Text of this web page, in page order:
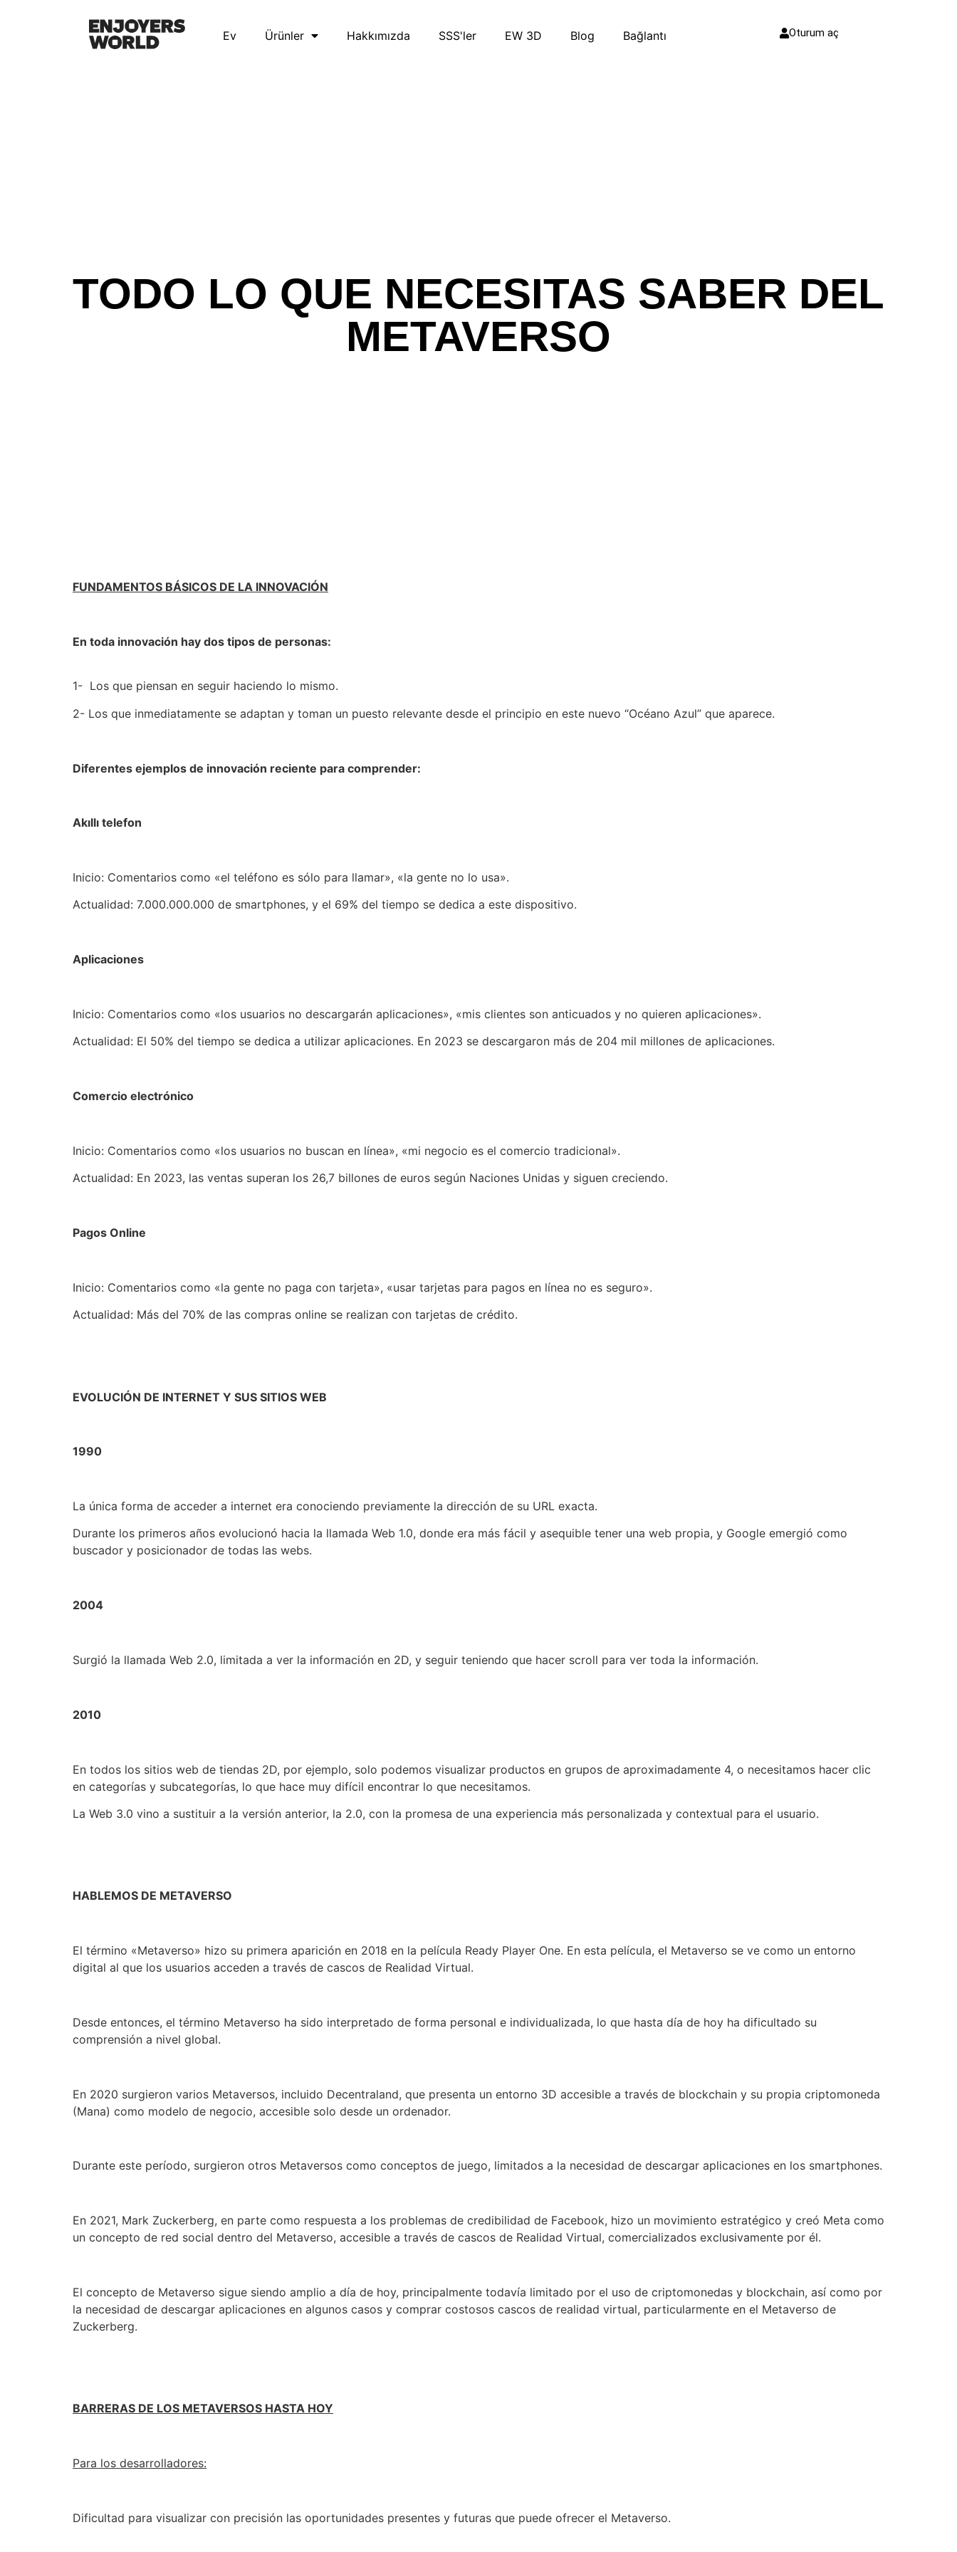
Ev Ürünler Hakkımızda SSS'ler EW 3D Blog Bağlantı Oturum aç
TODO LO QUE NECESITAS SABER DEL
METAVERSO
FUNDAMENTOS BÁSICOS DE LA INNOVACIÓN
En toda innovación hay dos tipos de personas:
1- Los que piensan en seguir haciendo lo mismo.
2- Los que inmediatamente se adaptan y toman un puesto relevante desde el principio en este nuevo “Océano Azul” que aparece.
Diferentes ejemplos de innovación reciente para comprender:
Akıllı telefon
Inicio: Comentarios como «el teléfono es sólo para llamar», «la gente no lo usa».
Actualidad: 7.000.000.000 de smartphones, y el 69% del tiempo se dedica a este dispositivo.
Aplicaciones
Inicio: Comentarios como «los usuarios no descargarán aplicaciones», «mis clientes son anticuados y no quieren aplicaciones».
Actualidad: El 50% del tiempo se dedica a utilizar aplicaciones. En 2023 se descargaron más de 204 mil millones de aplicaciones.
Comercio electrónico
Inicio: Comentarios como «los usuarios no buscan en línea», «mi negocio es el comercio tradicional».
Actualidad: En 2023, las ventas superan los 26,7 billones de euros según Naciones Unidas y siguen creciendo.
Pagos Online
Inicio: Comentarios como «la gente no paga con tarjeta», «usar tarjetas para pagos en línea no es seguro».
Actualidad: Más del 70% de las compras online se realizan con tarjetas de crédito.
EVOLUCIÓN DE INTERNET Y SUS SITIOS WEB
1990
La única forma de acceder a internet era conociendo previamente la dirección de su URL exacta.
Durante los primeros años evolucionó hacia la llamada Web 1.0, donde era más fácil y asequible tener una web propia, y Google emergió como
buscador y posicionador de todas las webs.
2004
Surgió la llamada Web 2.0, limitada a ver la información en 2D, y seguir teniendo que hacer scroll para ver toda la información.
2010
En todos los sitios web de tiendas 2D, por ejemplo, solo podemos visualizar productos en grupos de aproximadamente 4, o necesitamos hacer clic
en categorías y subcategorías, lo que hace muy difícil encontrar lo que necesitamos.
La Web 3.0 vino a sustituir a la versión anterior, la 2.0, con la promesa de una experiencia más personalizada y contextual para el usuario.
HABLEMOS DE METAVERSO
El término «Metaverso» hizo su primera aparición en 2018 en la película Ready Player One. En esta película, el Metaverso se ve como un entorno
digital al que los usuarios acceden a través de cascos de Realidad Virtual.
Desde entonces, el término Metaverso ha sido interpretado de forma personal e individualizada, lo que hasta día de hoy ha dificultado su
comprensión a nivel global.
En 2020 surgieron varios Metaversos, incluido Decentraland, que presenta un entorno 3D accesible a través de blockchain y su propia criptomoneda
(Mana) como modelo de negocio, accesible solo desde un ordenador.
Durante este período, surgieron otros Metaversos como conceptos de juego, limitados a la necesidad de descargar aplicaciones en los smartphones.
En 2021, Mark Zuckerberg, en parte como respuesta a los problemas de credibilidad de Facebook, hizo un movimiento estratégico y creó Meta como
un concepto de red social dentro del Metaverso, accesible a través de cascos de Realidad Virtual, comercializados exclusivamente por él.
El concepto de Metaverso sigue siendo amplio a día de hoy, principalmente todavía limitado por el uso de criptomonedas y blockchain, así como por
la necesidad de descargar aplicaciones en algunos casos y comprar costosos cascos de realidad virtual, particularmente en el Metaverso de
Zuckerberg.
BARRERAS DE LOS METAVERSOS HASTA HOY
Para los desarrolladores:
Dificultad para visualizar con precisión las oportunidades presentes y futuras que puede ofrecer el Metaverso.